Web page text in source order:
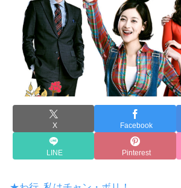
X Facebook
LINE Pinterest